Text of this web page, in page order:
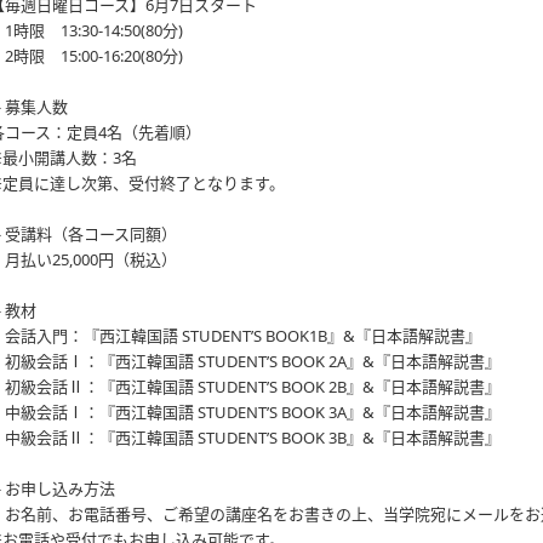
毎週日曜日コース】6月7日スタート
1時限 13:30-14:50(80分)
2時限 15:00-16:20(80分)
募集人数
コース：定員4名（先着順）
小開講人数：3名
員に達し次第、受付終了となります。
受講料（各コース同額）
月払い25,000円（税込）
教材
会話入門：『西江韓国語 STUDENT’S BOOK1B』&『日本語解説書』
初級会話Ⅰ：『西江韓国語 STUDENT’S BOOK 2A』&『日本語解説書』
初級会話Ⅱ：『西江韓国語 STUDENT’S BOOK 2B』&『日本語解説書』
中級会話Ⅰ：『西江韓国語 STUDENT’S BOOK 3A』&『日本語解説書』
中級会話Ⅱ：『西江韓国語 STUDENT’S BOOK 3B』&『日本語解説書』
お申し込み方法
名前、お電話番号、ご希望の講座名をお書きの上、当学院宛にメールをお